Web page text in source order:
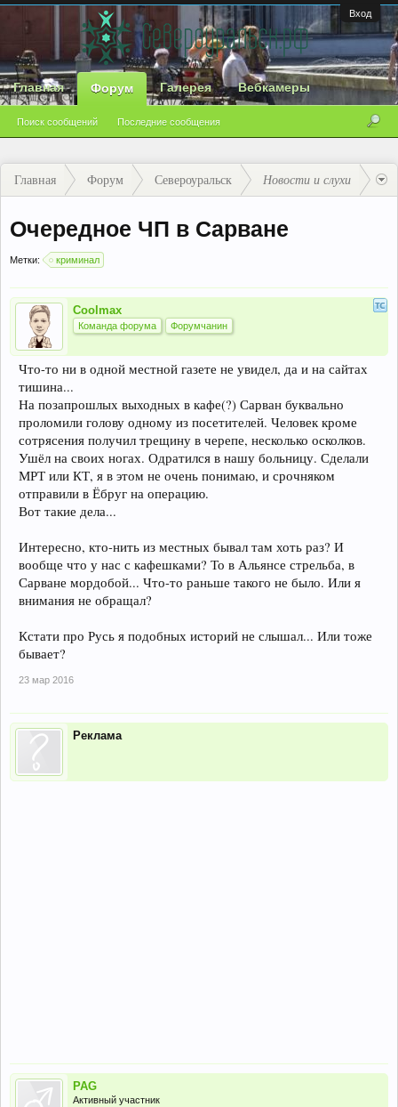
Вход
Главная Форум
Поиск сообщений Последние сообщения
Галерея Вебкамеры
Главная Форум Североуральск Новости и слухи
Очередное ЧП в Сарване
Метки: криминал
Coolmax
Команда форума Форумчанин
Что-то ни в одной местной газете не увидел, да и на сайтах
тишина...
На позапрошлых выходных в кафе(?) Сарван буквально
проломили голову одному из посетителей. Человек кроме
сотрясения получил трещину в черепе, несколько осколков.
Ушёл на своих ногах. Одратился в нашу больницу. Сделали
МРТ или КТ, я в этом не очень понимаю, и срочняком
отправили в Ёбруг на операцию.
Вот такие дела...
Интересно, кто-нить из местных бывал там хоть раз? И
вообще что у нас с кафешками? То в Альянсе стрельба, в
Сарване мордобой... Что-то раньше такого не было. Или я
внимания не обращал?
Кстати про Русь я подобных историй не слышал... Или тоже
бывает?
23 мар 2016
Реклама
PAG
Активный участник